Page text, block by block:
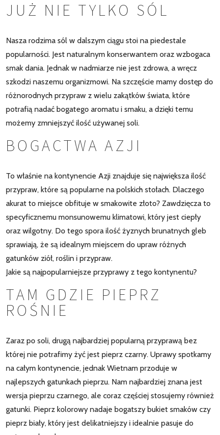
JUŻ NIE TYLKO SÓL
Nasza rodzima sól w dalszym ciągu stoi na piedestale
popularności. Jest naturalnym konserwantem oraz wzbogaca
smak dania. Jednak w nadmiarze nie jest zdrowa, a wręcz
szkodzi naszemu organizmowi. Na szczęście mamy dostęp do
różnorodnych przypraw z wielu zakątków świata, które
potrafią nadać bogatego aromatu i smaku, a dzięki temu
możemy zmniejszyć ilość używanej soli.
BOGACTWA AZJI
To właśnie na kontynencie Azji znajduje się największa ilość
przypraw, które są popularne na polskich stołach. Dlaczego
akurat to miejsce obfituje w smakowite złoto? Zawdzięcza to
specyficznemu monsunowemu klimatowi, który jest ciepły
oraz wilgotny. Do tego spora ilość żyznych brunatnych gleb
sprawiają, że są idealnym miejscem do upraw różnych
gatunków ziół, roślin i przypraw.
Jakie są najpopularniejsze przyprawy z tego kontynentu?
TAM GDZIE PIEPRZ
ROŚNIE
Zaraz po soli, drugą najbardziej popularną przyprawą bez
której nie potrafimy żyć jest pieprz czarny. Uprawy spotkamy
na całym kontynencie, jednak Wietnam przoduje w
najlepszych gatunkach pieprzu. Nam najbardziej znana jest
wersja pieprzu czarnego, ale coraz częściej stosujemy również
gatunki. Pieprz kolorowy nadaje bogatszy bukiet smaków czy
pieprz biały, który jest delikatniejszy i idealnie pasuje do